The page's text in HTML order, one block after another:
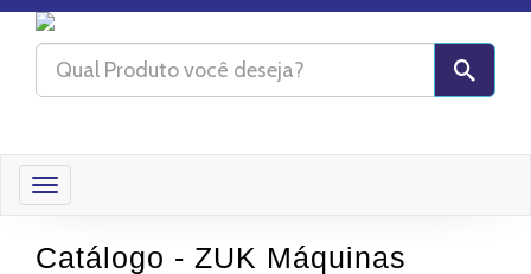
Toggle
Catálogo - ZUK Máquinas